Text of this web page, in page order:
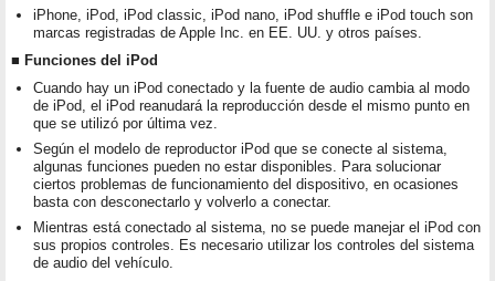
iPhone, iPod, iPod classic, iPod nano, iPod shuffle e iPod touch son
marcas registradas de Apple Inc. en EE. UU. y otros países.
■ Funciones del iPod
Cuando hay un iPod conectado y la fuente de audio cambia al modo
de iPod, el iPod reanudará la reproducción desde el mismo punto en
que se utilizó por última vez.
Según el modelo de reproductor iPod que se conecte al sistema,
algunas funciones pueden no estar disponibles. Para solucionar
ciertos problemas de funcionamiento del dispositivo, en ocasiones
basta con desconectarlo y volverlo a conectar.
Mientras está conectado al sistema, no se puede manejar el iPod con
sus propios controles. Es necesario utilizar los controles del sistema
de audio del vehículo.